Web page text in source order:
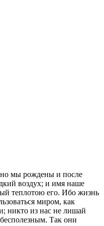
мы рождены и после
воздух; и имя наше
теплотою его. Ибо жизнь
миром, как
никто из нас не лишай
Так они